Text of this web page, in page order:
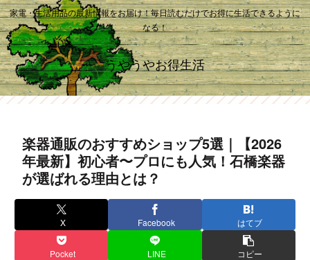
家電・生活用品の最新情報をお届け！毎日読むだけでお得に生活できるように
なる！
うやうやお得生活
楽器通販のおすすめショップ5選｜【2026
年最新】初心者〜プロにも人気！石橋楽器
が選ばれる理由とは？
X Facebook はてブ
Pocket LINE コピー